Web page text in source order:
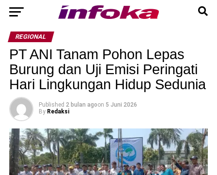
REGIONAL
PT ANI Tanam Pohon Lepas
Burung dan Uji Emisi Peringati
Hari Lingkungan Hidup Sedunia
Published 2 bulan agoon 5 Juni 2026
By Redaksi